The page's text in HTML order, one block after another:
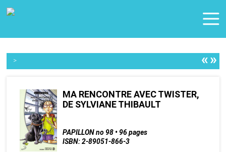
> «»
MA RENCONTRE AVEC TWISTER,
DE SYLVIANE THIBAULT
PAPILLON no 98 • 96 pages
ISBN: 2-89051-866-3